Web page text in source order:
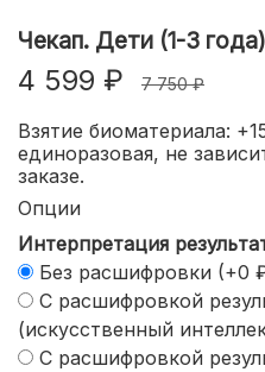
Чекап. Дети (1-3 года)
4 599 ₽ 7 750 ₽
Взятие биоматериала:
единоразовая, не
заказе.
Опции
Интерпретация
Без расшифровки (+0
С расшифровкой
(искусственный
С расшифровкой